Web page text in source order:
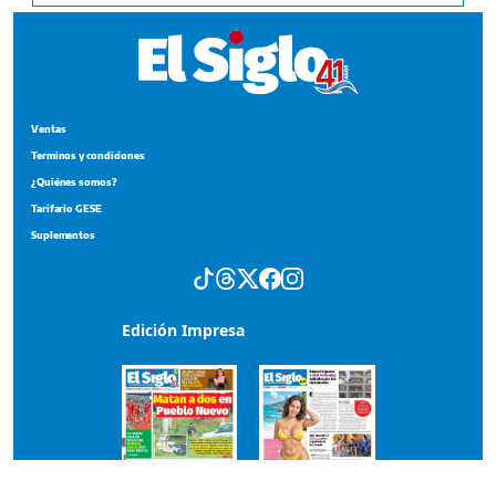
Ventas
Terminos y condiciones
¿Quiénes somos?
Tarifario GESE
Suplementos
Edición Impresa